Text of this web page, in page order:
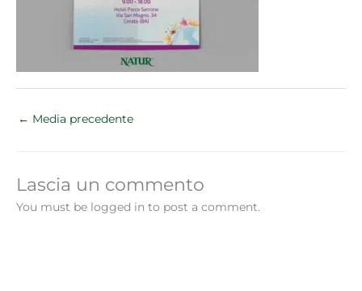
← Media precedente
Lascia un commento
You must be logged in to post a comment.